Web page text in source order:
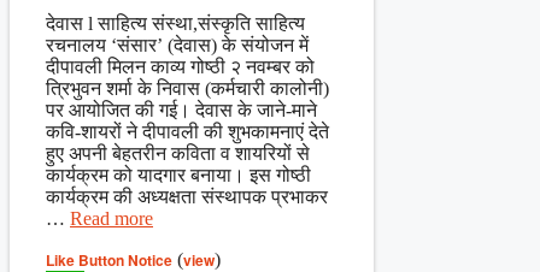
Share
देवास l साहित्य संस्था,संस्कृति साहित्य
रचनालय ‘संसार’ (देवास) के संयोजन में
दीपावली मिलन काव्य गोष्ठी २ नवम्बर को
त्रिभुवन शर्मा के निवास (कर्मचारी कालोनी)
पर आयोजित की गई। देवास के जाने-माने
कवि-शायरों ने दीपावली की शुभकामनाएं देते
हुए अपनी बेहतरीन कविता व शायरियों से
कार्यक्रम को यादगार बनाया। इस गोष्ठी
कार्यक्रम की अध्यक्षता संस्थापक प्रभाकर
… Read more
Like Button Notice (view)